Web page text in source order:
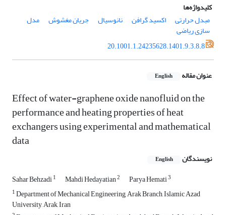
کلیدواژه‌ها
مبدل حرارتی
اکسید گرافن نانوسیال جریان مغشوش مدل
سازی ریاضی
20.1001.1.24235628.1401.9.3.8.8
عنوان مقاله English
Effect of water-graphene oxide nanofluid on the
performance and heating properties of heat
exchangers using experimental and mathematical
data
نویسندگان English
Sahar Behzadi1 Mahdi Hedayatian2 Parya Hemati3
1Department of Mechanical Engineering, Arak Branch, Islamic Azad
University, Arak, Iran